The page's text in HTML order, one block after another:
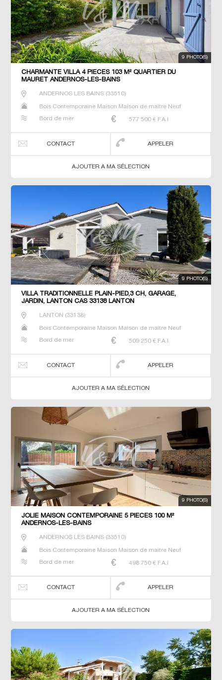
9 PHOTO(S)
CHARMANTE VILLA 4 PIECES 103 M² QUARTIER DU
MAURET ANDERNOS-LES-BAINS
ANDERNOS LES BAINS(33510)
Bois Contemporaine Maison Maison de maitre Neuf
Bord de mer
577 500 € F.A.I
CONTACT APPELER
AJOUTER A MA SÉLECTION
9 PHOTO(S)
VILLA TRADITIONNELLE PLAIN-PIED,3 CH, GARAGE,
JARDIN, LANTON CAS 33138 LANTON
LANTON (33138)
Bois Contemporaine Maison Maison de maitre Neuf
Bord de mer
509 250 € F.A.I
CONTACT APPELER
AJOUTER A MA SÉLECTION
9 PHOTO(S)
JOLIE MAISON CONTEMPORAINE 5 PIECES 100 M²
ANDERNOS-LES-BAINS
ANDERNOS LES BAINS(33510)
Bois Contemporaine Maison Maison de maitre Neuf
Bord de mer
498 750 € F.A.I
CONTACT APPELER
AJOUTER A MA SÉLECTION